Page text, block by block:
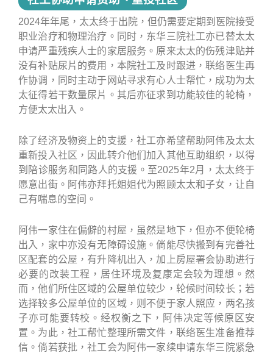
2024年年尾，太太终于出院，但仍需要定期到医院接受
职业治疗和物理治疗。同时，东华三院社工亦已替太太
申请严重残疾人士的家居服务。原来太太的伤残津贴并
没有补贴尿片的费用，本院社工及时跟进，联络医生再
作协调，同时主动于网站寻求有心人士帮忙，成功为太
太征得若干数量尿片。其后亦征求到功能较佳的轮椅，
方便太太出入。
除了经济及物资上的支援，社工亦希望帮助阿伟及太太
重新投入社区，因此转介他们加入其他互助组织，以得
到陪诊服务和同路人的支援。至2025年2月，太太终于
愿意出街。阿伟亦拜托姐姐代为照顾太太和子女，让自
己有喘息的空间。
阿伟一家住在偏僻的村屋，虽然是地下，但亦不便轮椅
出入，家中亦没有无障碍设施。倘能尽快搬到有完善社
区配套的公屋，有升降机出入，加上房屋署会协助进行
必要的改装工程，居住环境及复康定会较为理想。然
而，他们所住区域的公屋单位较少，轮候时间较长；若
选择较多公屋单位的区域，则不便于家人照应，两名孩
子亦可能要转校。经权衡之下，阿伟决定等候原区安
置。为此，社工帮忙整理所需文件，联络医生准备推荐
信。倘若获批，社工会为阿伟一家续申请东华三院紧急